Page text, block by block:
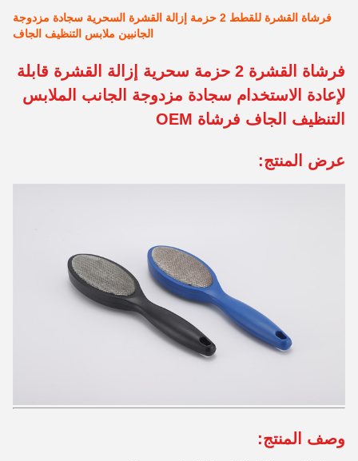
فرشاة القشرة للقطط 2 حزمة إزالة القشرة السحرية سجادة مزدوجة
الجانبين ملابس التنظيف الجاف
فرشاة القشرة 2 حزمة سحرية إزالة القشرة قابلة
لإعادة الاستخدام سجادة مزدوجة الجانب الملابس
التنظيف الجاف فرشاة OEM
عرض المنتج:
وصف المنتج: